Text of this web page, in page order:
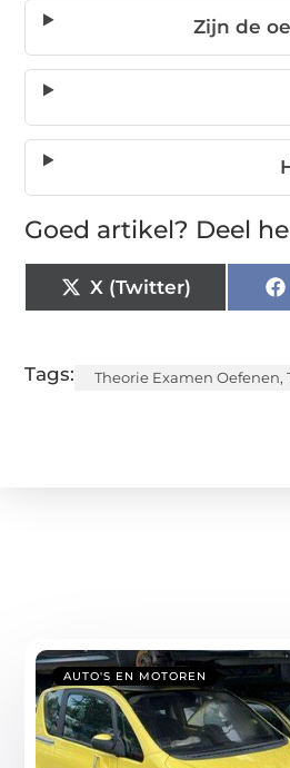
Zijn de
Goed artikel? Deel
X (Twitter)
Tags: Theorie Examen Oefenen,
AUTO'S EN MOTOREN